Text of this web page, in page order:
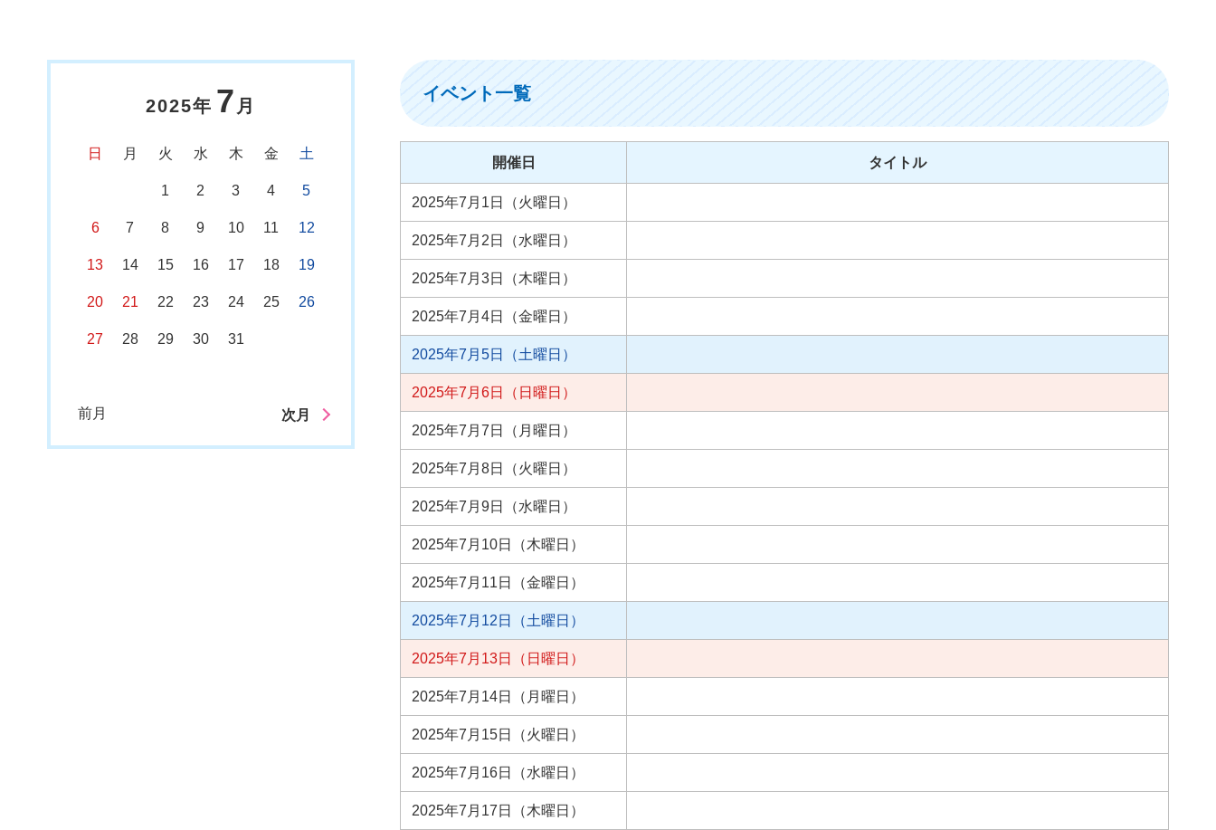
2025年 7 月
日 月 火 水 木 金 土
1 2 3 4 5
6 7 8 9 10 11 12
13 14 15 16 17 18 19
20 21 22 23 24 25 26
27 28 29 30 31
前月 次月
イベント一覧
開催日 タイトル
2025年7月1日（火曜日）
2025年7月2日（水曜日）
2025年7月3日（木曜日）
2025年7月4日（金曜日）
2025年7月5日（土曜日）
2025年7月6日（日曜日）
2025年7月7日（月曜日）
2025年7月8日（火曜日）
2025年7月9日（水曜日）
2025年7月10日（木曜日）
2025年7月11日（金曜日）
2025年7月12日（土曜日）
2025年7月13日（日曜日）
2025年7月14日（月曜日）
2025年7月15日（火曜日）
2025年7月16日（水曜日）
2025年7月17日（木曜日）